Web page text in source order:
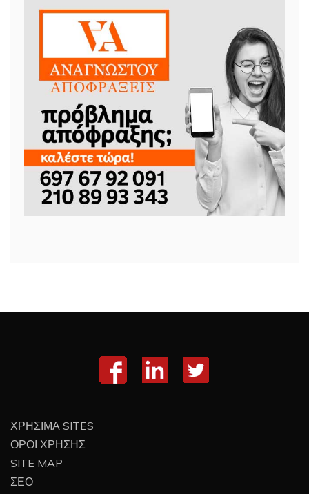
ΧΡΗΣΙΜΑ SITES
ΟΡΟΙ ΧΡΗΣΗΣ
SITE MAP
ΣΕΟ